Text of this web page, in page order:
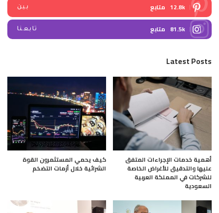
12.8k متابع بين
81.5k متابع تابعنا
Latest Posts
أهمية خدمات الإجراءات المتفق
عليها والتدقيق للأغراض الخاصة
للشركات في المملكة العربية
السعودية
كيف يحمي المستثمرون القوة
الشرائية خلال أزمات التضخم